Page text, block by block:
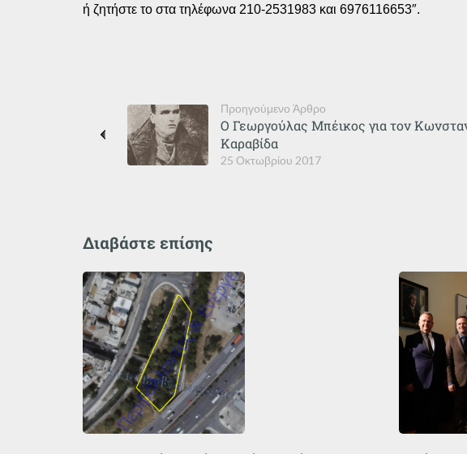
ή ζητήστε το στα τηλέφωνα 210-2531983 και 6976116653″.
Προηγούμενο Άρθρο
25 Οκτωβρίου 2017
Ο Γεωργούλας Μπέικος για τον
Καραβίδα
Διαβάστε επίσης